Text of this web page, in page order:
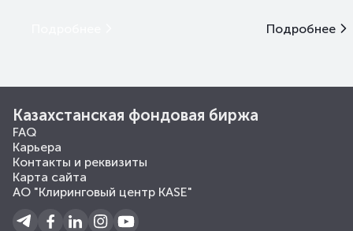
Подробнее
Казахстанская фондовая биржа
FAQ
Карьера
Контакты и реквизиты
Карта сайта
АО "Клиринговый центр KASE"